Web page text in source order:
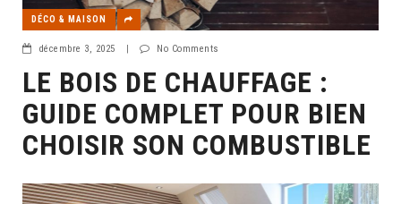
DÉCO & MAISON
décembre 3, 2025 | No Comments
LE BOIS DE CHAUFFAGE :
GUIDE COMPLET POUR BIEN
CHOISIR SON COMBUSTIBLE